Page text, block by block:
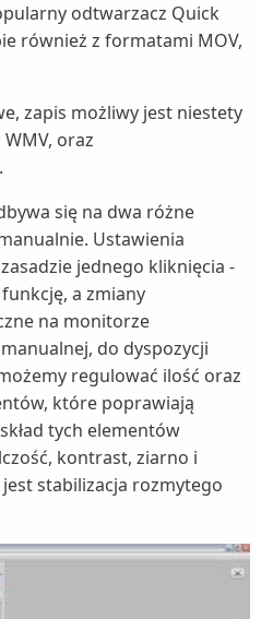
odtwarzacz Quick
również z formatami MOV,
zapis możliwy jest niestety
oraz
się na dwa różne
Ustawienia
jednego kliknięcia -
a zmiany
na monitorze
do dyspozycji
regulować ilość oraz
które poprawiają
tych elementów
kontrast, ziarno i
stabilizacja rozmytego